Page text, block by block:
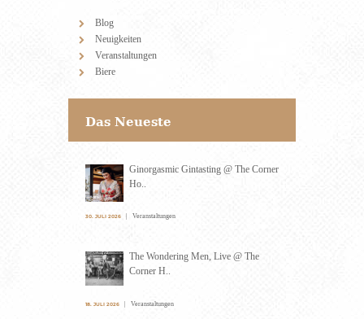
Blog
Neuigkeiten
Veranstaltungen
Biere
Das Neueste
Ginorgasmic Gintasting @ The Corner
Ho..
30. JULI 2026 Veranstaltungen
The Wondering Men, Live @ The
Corner H..
18. JULI 2026 Veranstaltungen